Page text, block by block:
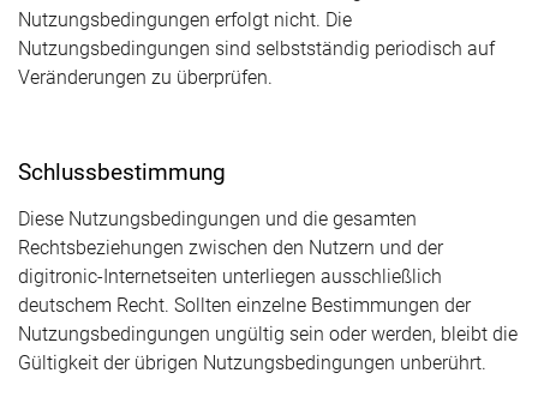
Nutzungsbedingungen erfolgt nicht. Die
Nutzungsbedingungen sind selbstständig periodisch auf
Veränderungen zu überprüfen.
Schlussbestimmung
Diese Nutzungsbedingungen und die gesamten
Rechtsbeziehungen zwischen den Nutzern und der
digitronic-Internetseiten unterliegen ausschließlich
deutschem Recht. Sollten einzelne Bestimmungen der
Nutzungsbedingungen ungültig sein oder werden, bleibt die
Gültigkeit der übrigen Nutzungsbedingungen unberührt.